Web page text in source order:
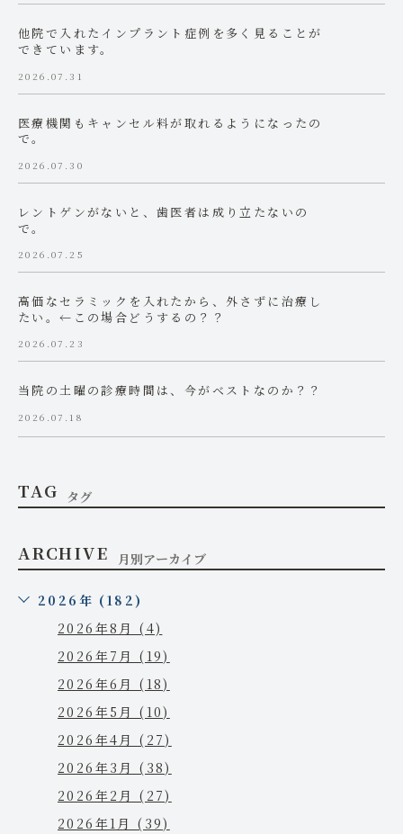
他院で入れたインプラント症例を多く見ることが
できています。
2026.07.31
医療機関もキャンセル料が取れるようになったの
で。
2026.07.30
レントゲンがないと、歯医者は成り立たないの
で。
2026.07.25
高価なセラミックを入れたから、外さずに治療し
たい。←この場合どうするの？？
2026.07.23
当院の土曜の診療時間は、今がベストなのか？？
2026.07.18
TAG タグ
ARCHIVE 月別アーカイブ
2026年 (182)
2026年8月 (4)
2026年7月 (19)
2026年6月 (18)
2026年5月 (10)
2026年4月 (27)
2026年3月 (38)
2026年2月 (27)
2026年1月 (39)